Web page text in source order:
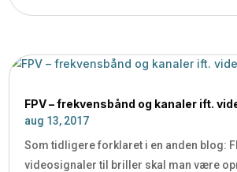
FPV – frekvensbånd og kanaler ift.
aug 13, 2017
Som tidligere forklaret i en anden blog:
videosignaler til briller skal man være